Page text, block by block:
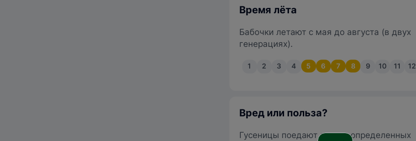
Время лёта
Бабочки летают с мая до августа (в двух
генерациях).
1 2 3 4 5 6 7 8 9 10 11 12
Вред или польза?
Гусеницы поедают листья определенных